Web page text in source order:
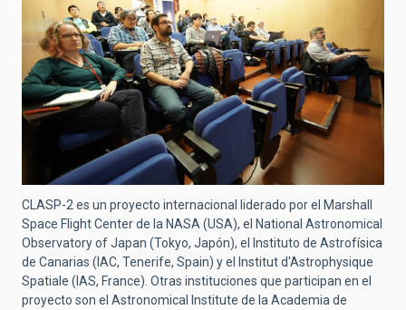
CLASP-2 es un proyecto internacional liderado por el Marshall
Space Flight Center de la NASA (USA), el National Astronomical
Observatory of Japan (Tokyo, Japón), el Instituto de Astrofísica
de Canarias (IAC, Tenerife, Spain) y el Institut d'Astrophysique
Spatiale (IAS, France). Otras instituciones que participan en el
proyecto son el Astronomical Institute de la Academia de